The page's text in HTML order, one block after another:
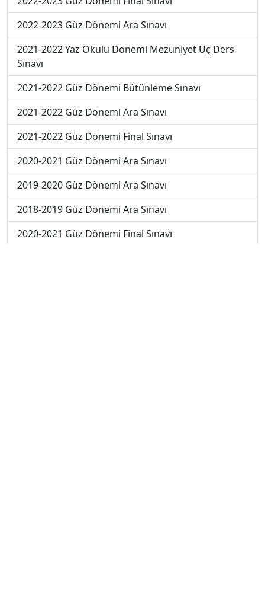
2022-2023 Güz Dönemi Ara Sınavı
2021-2022 Yaz Okulu Dönemi Mezuniyet Üç Ders
Sınavı
2021-2022 Güz Dönemi Bütünleme Sınavı
2021-2022 Güz Dönemi Ara Sınavı
2021-2022 Güz Dönemi Final Sınavı
2020-2021 Güz Dönemi Ara Sınavı
2019-2020 Güz Dönemi Ara Sınavı
2018-2019 Güz Dönemi Ara Sınavı
2020-2021 Güz Dönemi Final Sınavı